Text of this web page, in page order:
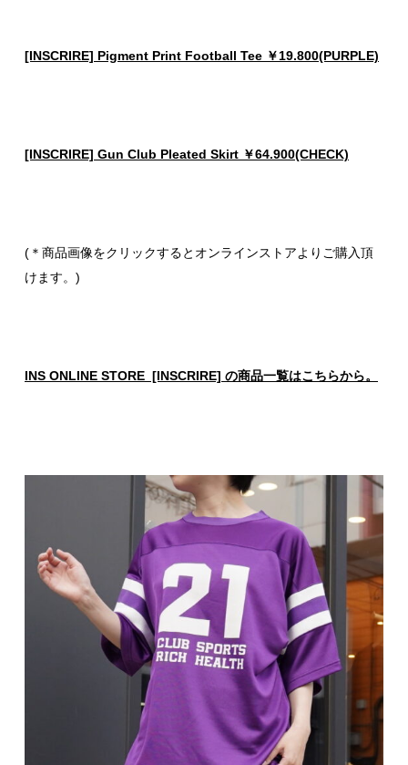
[INSCRIRE] Pigment Print Football Tee ￥19.800(PURPLE)
[INSCRIRE] Gun Club Pleated Skirt ￥64.900(CHECK)
(＊商品画像をクリックするとオンラインストアよりご購入頂
けます。)
INS ONLINE STORE [INSCRIRE] の商品一覧はこちらから。